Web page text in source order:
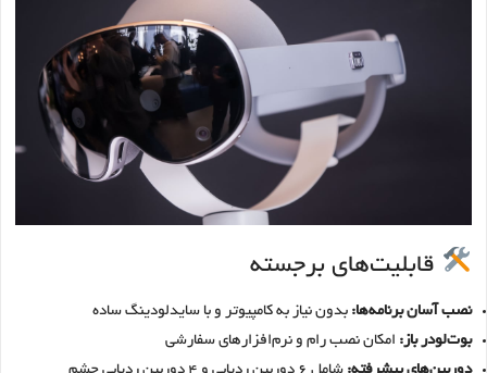
قابلیت‌های برجسته
نصب آسان برنامه‌ها: بدون نیاز به کامپیوتر و با سایدلودینگ ساده
بوت‌لودر باز: امکان نصب رام و نرم‌افزارهای سفارشی